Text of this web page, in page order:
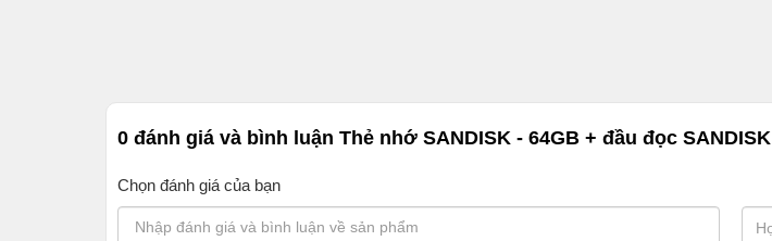
0 đánh giá và bình luận Thẻ nhớ SANDISK - 64GB + đầu đọc SANDISK
Chọn đánh giá của bạn